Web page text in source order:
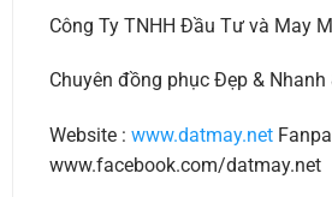
Công Ty TNHH Đầu Tư và May
Chuyên đồng phục Đẹp & Nhanh
Website : www.datmay.net
www.facebook.com/datmay.net